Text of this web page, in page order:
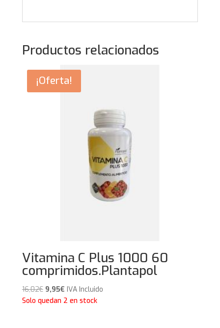
Productos relacionados
¡Oferta!
Vitamina C Plus 1000 60
comprimidos.Plantapol
16,02€ El
precio
9,95€El
precio
IVA Incluido
Solo quedan 2 en stock